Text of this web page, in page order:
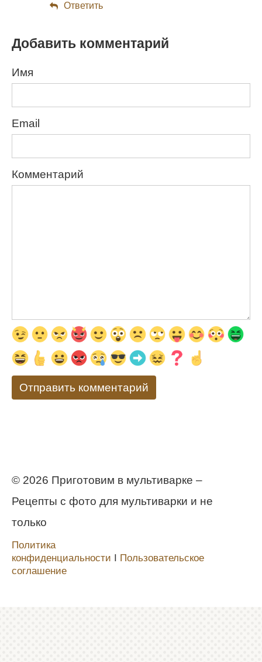
Ответить
Добавить комментарий
Имя
Email
Комментарий
© 2026 Приготовим в мультиварке –
Рецепты с фото для мультиварки и не
только
Политика
конфиденциальности Ι Пользовательское
соглашение